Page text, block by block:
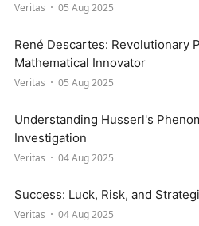
Veritas 05 Aug 2025
René Descartes: Revolutionary
Mathematical Innovator
Veritas 05 Aug 2025
Understanding Husserl's
Investigation
Veritas 04 Aug 2025
Success: Luck, Risk, and
Veritas 04 Aug 2025